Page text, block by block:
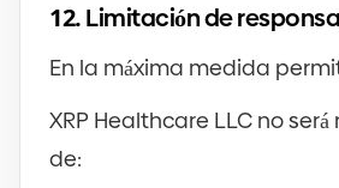
12.Limitación de
En la máxima medida
XRP Healthcare LLC no
de: